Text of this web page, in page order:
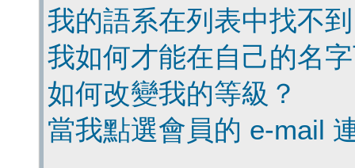
我的語系在列表中找不
我如何才能在自己的名
如何改變我的等級？
當我點選會員的 e-mail